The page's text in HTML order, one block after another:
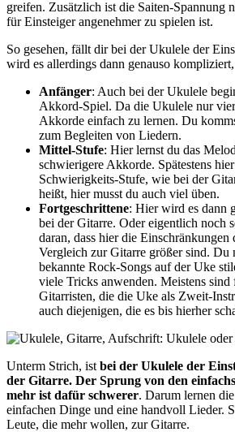
greifen. Zusätzlich ist die Saiten-Spannung
für Einsteiger angenehmer zu spielen ist.
So gesehen, fällt dir bei der Ukulele der
wird es allerdings dann genauso
Anfänger: Auch bei der Ukulele
Akkord-Spiel. Da die Ukulele nur
Akkorde einfach zu lernen. Du
zum Begleiten von Liedern.
Mittel-Stufe: Hier lernst du das
schwierigere Akkorde. Spätestens
Schwierigkeits-Stufe, wie bei der
heißt, hier musst du auch viel üben.
Fortgeschrittene: Hier wird es dann
bei der Gitarre. Oder eigentlich noch
daran, dass hier die
Vergleich zur Gitarre größer sind. Du
bekannte Rock-Songs auf der Uke
viele Tricks anwenden. Meistens sind
Gitarristen, die die Uke als Zweit-
auch diejenigen, die es bis hierher
Unterm Strich, ist bei der Ukulele der
der Gitarre. Der Sprung von den
mehr ist dafür schwerer. Darum lernen
einfachen Dinge und eine handvoll Lieder.
Leute, die mehr wollen, zur Gitarre.